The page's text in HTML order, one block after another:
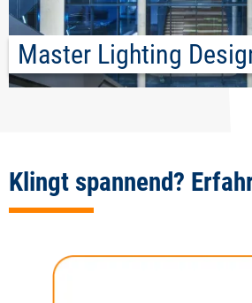
Master Lighting
Klingt spannend?